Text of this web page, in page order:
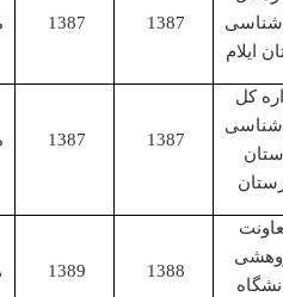
1387 مجری
1387 مجری
1388 همکار